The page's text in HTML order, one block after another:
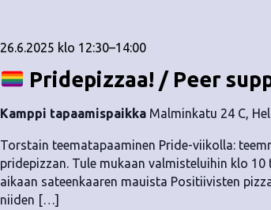
Pridepizzaa! / Peer
26.6.2025 klo 12:30–14:00
Kamppi tapaamispaikka Malminkatu 24 C,
Torstain teematapaaminen Pride-viikolla:
pridepizzan. Tule mukaan valmisteluihin klo
aikaan sateenkaaren mauista Positiivisten
niiden […]